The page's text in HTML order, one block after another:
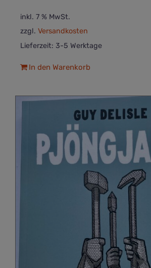
inkl. 7 % MwSt.
zzgl. Versandkosten
Lieferzeit: 3-5 Werktage
In den Warenkorb